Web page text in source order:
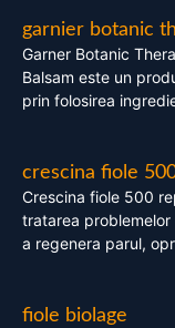
garnier botanic
Garner Botanic
Balsam este un
prin folosirea
crescina fiole
Crescina fiole 500
tratarea
a regenera parul,
fiole biolage